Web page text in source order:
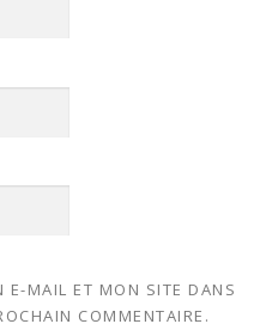
E-MAIL ET MON SITE DANS
COMMENTAIRE.